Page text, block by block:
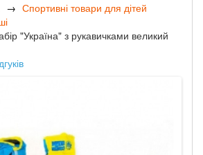
Спортивні товари для дітей
"Україна" з рукавичками великий